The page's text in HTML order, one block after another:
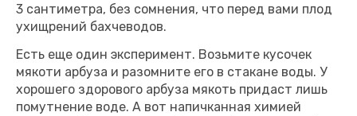
3 сантиметра, без сомнения, что перед вами плод
ухищрений бахчеводов.
Есть еще один эксперимент. Возьмите кусочек
мякоти арбуза и разомните его в стакане воды. У
хорошего здорового арбуза мякоть придаст лишь
помутнение воде. А вот напичканная химией